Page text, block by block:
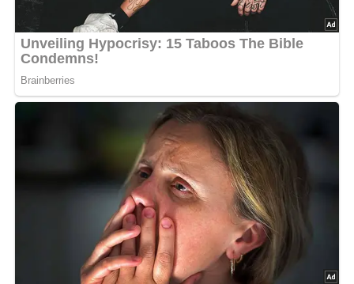
Ende dieser Seite & auch eine Bewertung!
Und so wird es gemacht…
Die Lachsforelle durch die Kiemen ausnehmen.
Kalt abspülen und ohne Druck trockentupfen.
Salzen, pfeffern und mit Öl einstreichen. Die
Bauchhöhle mit den gewaschenen und
trockengetupften Kräutern füllen.
Die Pfefferkörner, den feingehackten Knoblauch und
die Butter in Stückchen zugeben.
Den Schlund mit dem Baguette-Stückchen schließen,
damit die Butter beim Grillen nicht herausfließen kann.
Die Lachsforelle in den Grillkorb einschließen und in